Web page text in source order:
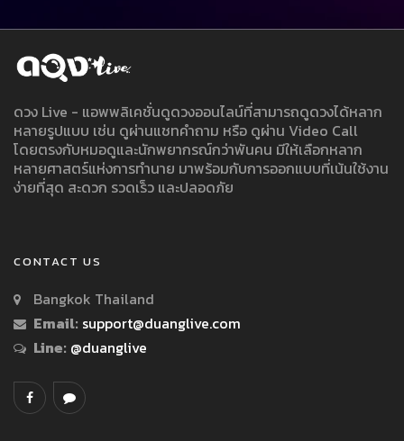
ดวง Live - แอพพลิเคชั่นดูดวงออนไลน์ที่สามารถดูดวงได้หลาก
หลายรูปแบบ เช่น ดูผ่านแชทคำถาม หรือ ดูผ่าน Video Call
โดยตรงกับหมอดูและนักพยากรณ์กว่าพันคน มีให้เลือกหลาก
หลายศาสตร์แห่งการทำนาย มาพร้อมกับการออกแบบที่เน้นใช้งาน
ง่ายที่สุด สะดวก รวดเร็ว และปลอดภัย
CONTACT US
Bangkok Thailand
Email: support@duanglive.com
Line: @duanglive